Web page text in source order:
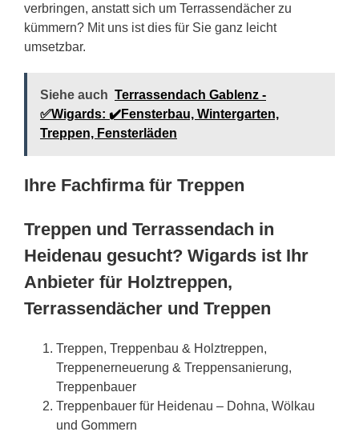
verbringen, anstatt sich um Terrassendächer zu
kümmern? Mit uns ist dies für Sie ganz leicht
umsetzbar.
Siehe auch Terrassendach Gablenz -
✅Wigards: ✔️Fensterbau, Wintergarten,
Treppen, Fensterläden
Ihre Fachfirma für Treppen
Treppen und Terrassendach in
Heidenau gesucht? Wigards ist Ihr
Anbieter für Holztreppen,
Terrassendächer und Treppen
Treppen, Treppenbau & Holztreppen,
Treppenerneuerung & Treppensanierung,
Treppenbauer
Treppenbauer für Heidenau – Dohna, Wölkau
und Gommern